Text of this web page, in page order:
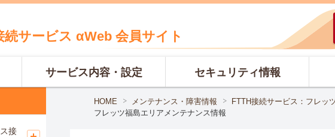
続サービス αWeb 会員サイト
サービス内容・設定 セキュリティ情報
HOME メンテナンス・障害情報 FTTH接続サービス：フレッ
フレッツ福島エリアメンテナンス情報
接